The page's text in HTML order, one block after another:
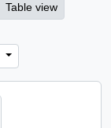
Table view